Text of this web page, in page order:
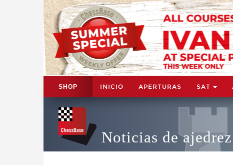
SHOP INICIO APERTURAS SAT
Noticias de ajedrez